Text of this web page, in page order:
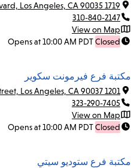
1719 S. Robertson Boulevard, Los Angeles, CA 90035
310-840-2147
View on Map
Closed
Opens at 10:00 AM PDT
مكتبة فرع فيرمونت سكوير
1201 W. 48th. Street, Los Angeles, CA 90037
323-290-7405
View on Map
Closed
Opens at 10:00 AM PDT
مكتبة فرع ستوديو سيتي